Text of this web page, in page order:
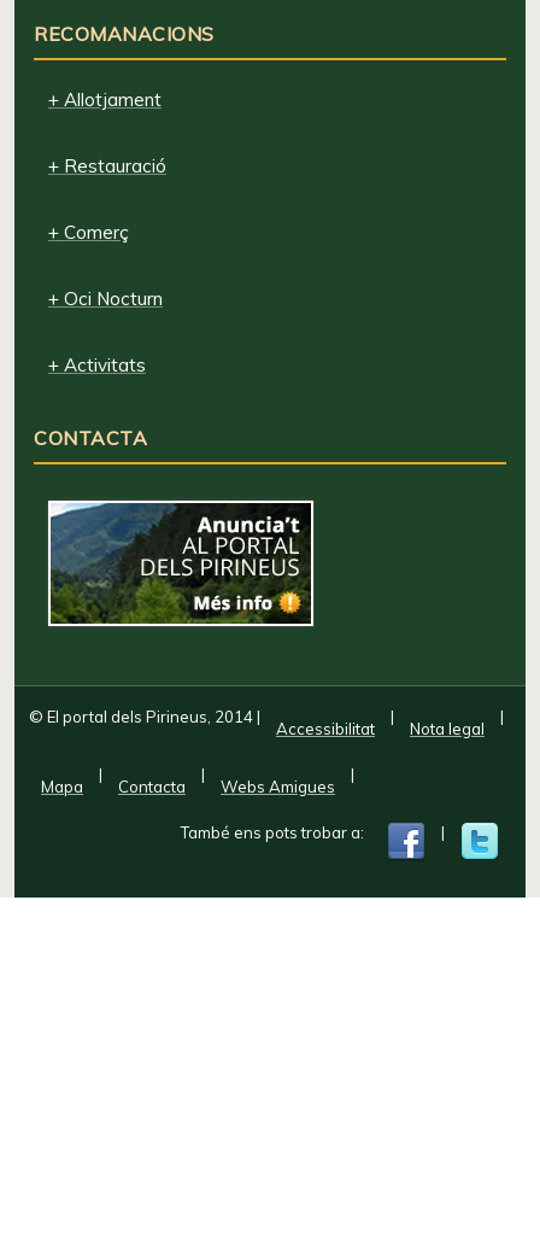
RECOMANACIONS
+ Allotjament
+ Restauració
+ Comerç
+ Oci Nocturn
+ Activitats
CONTACTA
© El portal dels Pirineus, 2014|
Accessibilitat
|
Nota legal
|
Mapa
|
Contacta
|
Webs Amigues
|
També ens pots trobar a: |